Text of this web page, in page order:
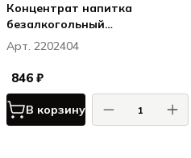
Концентрат напитка
безалкогольный
негазированный Клавис /
Clavis Базилик 0,75
Арт. 2202404
846 ₽
В корзину